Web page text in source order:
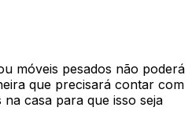
móveis pesados não poderá
que precisará contar com
casa para que isso seja